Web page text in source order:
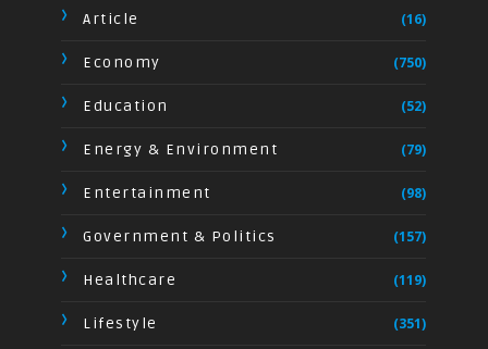
Article (16)
Economy (750)
Education (52)
Energy & Environment (79)
Entertainment (98)
Government & Politics (157)
Healthcare (119)
Lifestyle (351)